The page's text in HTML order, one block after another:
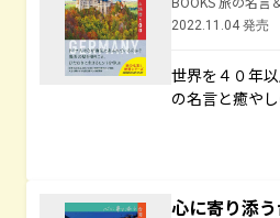
2022.11.04 発売
世界を４０年
の名言と癒や
心に寄り添